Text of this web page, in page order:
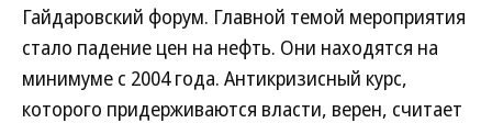
Гайдаровский форум. Главной темой мероприятия
стало падение цен на нефть. Они находятся на
минимуме с 2004 года. Антикризисный курс,
которого придерживаются власти, верен, считает